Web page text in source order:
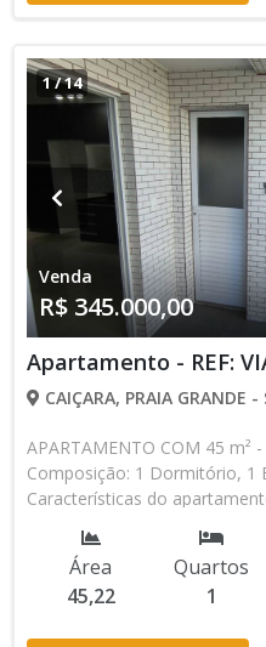
1/14
Venda
R$ 345.000,00
Apartamento - REF:
CAIÇARA, PRAIA GRANDE -
APARTAMENTO COM 45 m²
Composição: 1 Dormitório, 1
Características do
Serviço, Acessibilidade,
Jogos, Salão de Festas,
Academia, Churrasqueira
valores e disponibilidade
Área
45,22
Quartos
1